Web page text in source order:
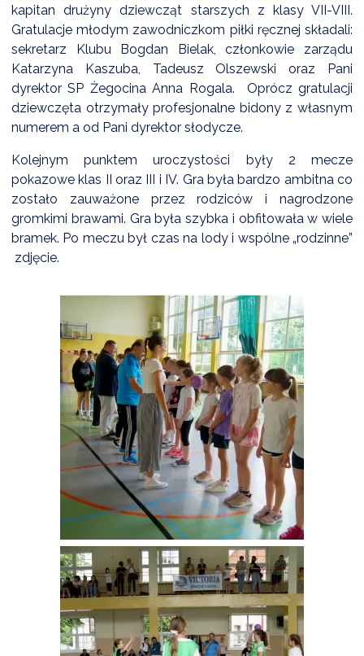
CZYSTE POWIETRZE
EWIDENCJA EMISYJNOŚCI BUDYNKÓW (CEEB)
kapitan drużyny dziewcząt starszych z klasy VII-VIII.
Gratulacje młodym zawodniczkom piłki ręcznej składali:
sekretarz Klubu Bogdan Bielak, członkowie zarządu
Katarzyna Kaszuba, Tadeusz Olszewski oraz Pani
dyrektor SP Żegocina Anna Rogala. Oprócz gratulacji
dziewczęta otrzymały profesjonalne bidony z własnym
numerem a od Pani dyrektor słodycze.
Kolejnym punktem uroczystości były 2 mecze
pokazowe klas II oraz III i IV. Gra była bardzo ambitna co
zostało zauważone przez rodziców i nagrodzone
gromkimi brawami. Gra była szybka i obfitowała w wiele
bramek. Po meczu był czas na lody i wspólne „rodzinne”
zdjęcie.